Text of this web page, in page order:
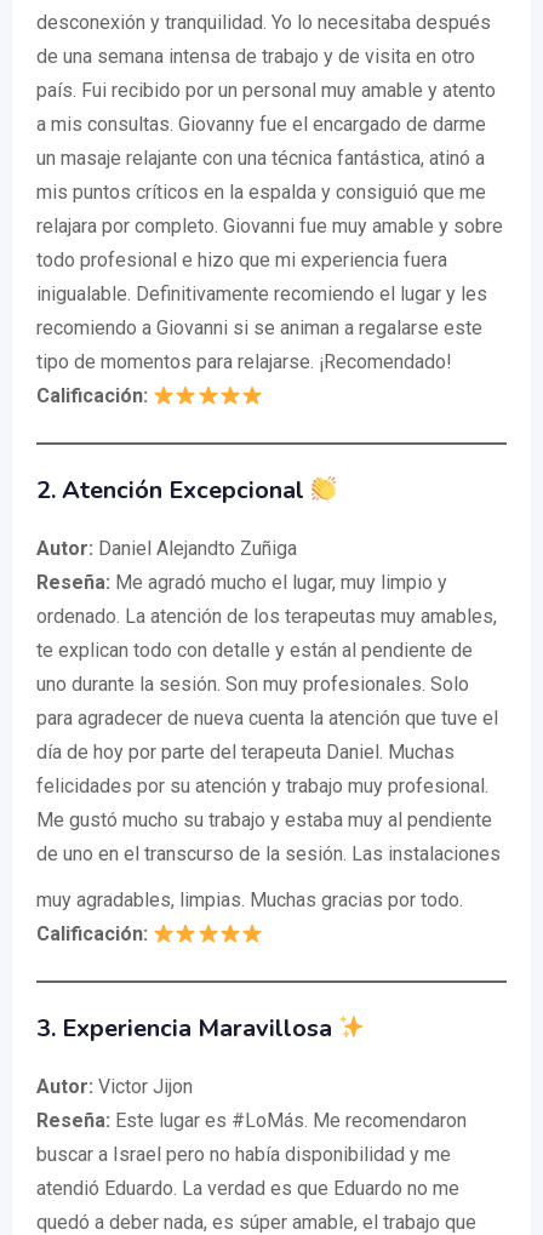
desconexión y tranquilidad. Yo lo necesitaba después
de una semana intensa de trabajo y de visita en otro
país. Fui recibido por un personal muy amable y atento
a mis consultas. Giovanny fue el encargado de darme
un masaje relajante con una técnica fantástica, atinó a
mis puntos críticos en la espalda y consiguió que me
relajara por completo. Giovanni fue muy amable y sobre
todo profesional e hizo que mi experiencia fuera
inigualable. Definitivamente recomiendo el lugar y les
recomiendo a Giovanni si se animan a regalarse este
tipo de momentos para relajarse. ¡Recomendado!
Calificación:
2. Atención Excepcional
Autor: Daniel Alejandto Zuñiga
Reseña: Me agradó mucho el lugar, muy limpio y
ordenado. La atención de los terapeutas muy amables,
te explican todo con detalle y están al pendiente de
uno durante la sesión. Son muy profesionales. Solo
para agradecer de nueva cuenta la atención que tuve el
día de hoy por parte del terapeuta Daniel. Muchas
felicidades por su atención y trabajo muy profesional.
Me gustó mucho su trabajo y estaba muy al pendiente
de uno en el transcurso de la sesión. Las instalaciones
muy agradables, limpias. Muchas gracias por todo.
Calificación:
3. Experiencia Maravillosa
Autor: Victor Jijon
Reseña: Este lugar es #LoMás. Me recomendaron
buscar a Israel pero no había disponibilidad y me
atendió Eduardo. La verdad es que Eduardo no me
quedó a deber nada, es súper amable, el trabajo que